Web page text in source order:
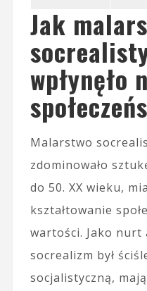
Jak
wpłynęło
Malarstwo
zdominowało
do 50. XX wieku,
kształtowanie
wartości. Jako nurt
socrealizm był
socjalistyczną,